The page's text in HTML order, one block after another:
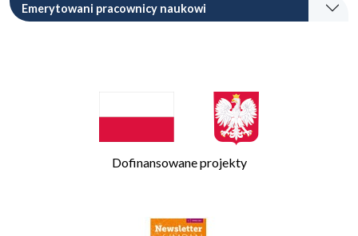
Emerytowani pracownicy naukowi
Dofinansowane projekty